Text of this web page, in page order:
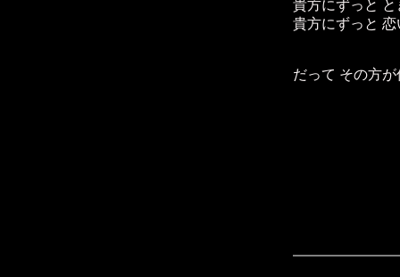
貴方にずっと
貴方にずっと
だって その方